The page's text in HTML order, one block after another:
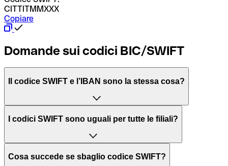
CITTITMMXXX
Copiare
Domande sui codici BIC/SWIFT
Il codice SWIFT e l’IBAN sono la stessa cosa?
L'acronimo SWIFT sta per “Society for Worldwide
per l’elaborazione dei pagamenti tra diversi Paesi.
I codici SWIFT sono uguali per tutte le filiali?
Dipende dalle banche. In alcuni casi le banche utilizzano
Cosa succede se sbaglio codice SWIFT?